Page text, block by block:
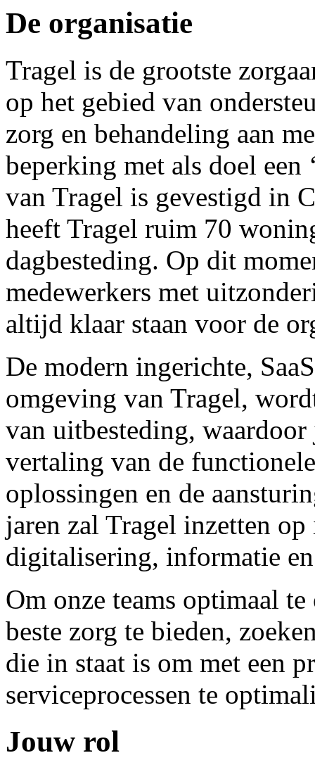
De organisatie
Tragel is de grootste
op het gebied van
zorg en behandeling aan
beperking met als doel een
van Tragel is gevestigd in
heeft Tragel ruim 70
dagbesteding. Op dit
medewerkers met
altijd klaar staan voor de
De modern ingerichte,
omgeving van Tragel,
van uitbesteding,
vertaling van de
oplossingen en de
jaren zal Tragel inzetten
digitalisering, informatie
Om onze teams optimaal
beste zorg te bieden,
die in staat is om met een
serviceprocessen te
Jouw rol